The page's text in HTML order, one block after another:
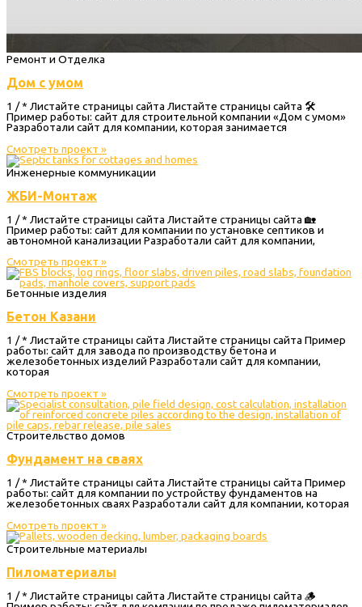
Ремонт и Отделка
Дом с умом
1 / * Листайте страницы сайта Листайте страницы сайта 🛠
Пример работы: сайт для строительной компании «Дом с умом»
Разработали сайт для компании, которая занимается
Смотреть проект »
Инженерные коммуникации
ЖБИ-Монтаж
1 / * Листайте страницы сайта Листайте страницы сайта 🏡
Пример работы: сайт для компании по установке септиков и
автономной канализации Разработали сайт для компании,
Смотреть проект »
Бетонные изделия
Бетон Казани
1 / * Листайте страницы сайта Листайте страницы сайта Пример
работы: сайт для завода по производству бетона и
железобетонных изделий Разработали сайт для компании,
которая
Смотреть проект »
Строительство домов
Фундамент на сваях
1 / * Листайте страницы сайта Листайте страницы сайта Пример
работы: сайт для компании по устройству фундаментов на
железобетонных сваях Разработали сайт для компании, которая
Смотреть проект »
Строительные материалы
Пиломатериалы
1 / * Листайте страницы сайта Листайте страницы сайта 🪵